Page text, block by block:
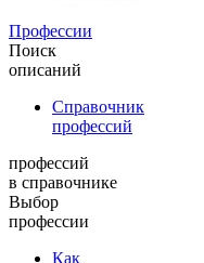
Профессии
Поиск
описаний
Справочник
профессий
профессий
в справочнике
Выбор
профессии
Как